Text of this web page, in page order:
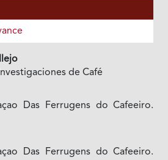
de Café
Das Ferrugens do Cafeeiro.
Das Ferrugens do Cafeeiro.